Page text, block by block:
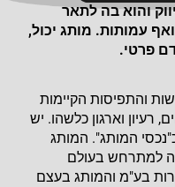
והוא בה לתאר
עמותות. מותג יכול,
פרטי.
והתפיסות הקיימות
וארגון כלשהו. יש
המותג". המותג
למתרחש בעולם
בע"מ והמותג בעצם